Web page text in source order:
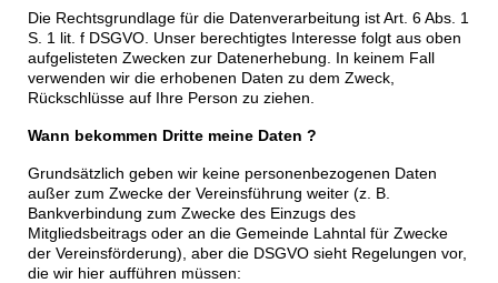
Die Rechtsgrundlage für die Datenverarbeitung ist Art. 6 Abs. 1
S. 1 lit. f DSGVO. Unser berechtigtes Interesse folgt aus oben
aufgelisteten Zwecken zur Datenerhebung. In keinem Fall
verwenden wir die erhobenen Daten zu dem Zweck,
Rückschlüsse auf Ihre Person zu ziehen.
Wann bekommen Dritte meine Daten ?
Grundsätzlich geben wir keine personenbezogenen Daten
außer zum Zwecke der Vereinsführung weiter (z. B.
Bankverbindung zum Zwecke des Einzugs des
Mitgliedsbeitrags oder an die Gemeinde Lahntal für Zwecke
der Vereinsförderung), aber die DSGVO sieht Regelungen vor,
die wir hier aufführen müssen: